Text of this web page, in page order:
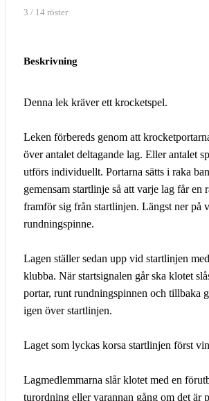
3 / 14 röster
Beskrivning
Denna lek kräver ett krocketspel.
Leken förbereds genom att
över antalet deltagande lag. Eller antalet
utförs individuellt. Portarna sätts i raka
gemensam startlinje så att varje lag får en
framför sig från startlinjen. Längst ner på
rundningspinne.
Lagen ställer sedan upp vid startlinjen
klubba. När startsignalen går ska klotet
portar, runt rundningspinnen och tillbaka
igen över startlinjen.
Laget som lyckas korsa startlinjen först
Lagmedlemmarna slår klotet med en
turordning eller varannan gång om det är